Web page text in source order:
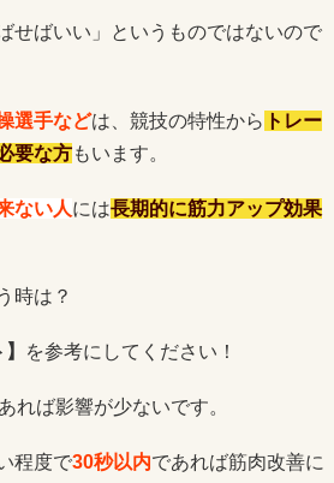
せばいい」というものではないので
選手などは、競技の特性から トレー
要な方もいます。
ない人には長期的に筋力アップ効果
時は？
を参考にしてください！
れば影響が少ないです。
程度で30秒以内であれば筋肉改善に